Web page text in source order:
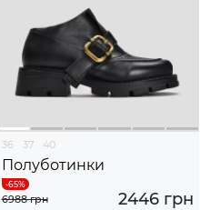
36 37 40
Полуботинки
2446 грн
6988 грн